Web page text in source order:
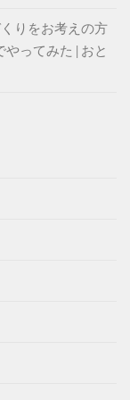
りをお考えの方
ってみた | おと